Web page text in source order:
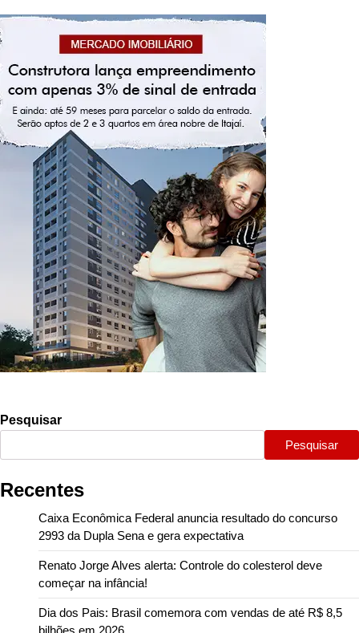
Pesquisar
Pesquisar
Recentes
Caixa Econômica Federal anuncia resultado do concurso
2993 da Dupla Sena e gera expectativa
Renato Jorge Alves alerta: Controle do colesterol deve
começar na infância!
Dia dos Pais: Brasil comemora com vendas de até R$ 8,5